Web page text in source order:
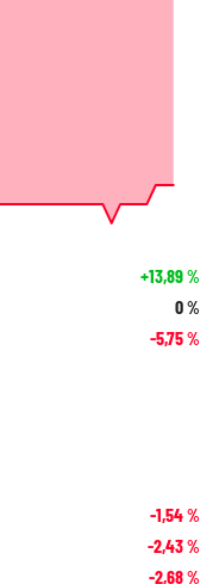
+13,89%
0%
-5,75%
-1,54%
-2,43%
-2,68%